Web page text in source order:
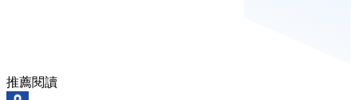
推薦閱讀